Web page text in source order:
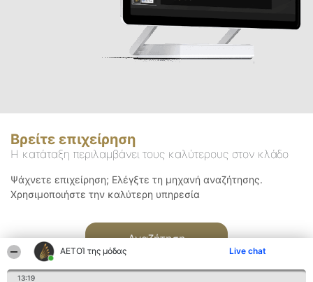
ΑΕΤΟΊ της μόδας Live chat
13:19
Βρείτε επιχείρηση
Η κατάταξη περιλαμβάνει τους καλύτερους στον κλάδο
Ψάχνετε επιχείρηση; Ελέγξτε τη μηχανή αναζήτησης.
Χρησιμοποιήστε την καλύτερη υπηρεσία
Αναζήτηση